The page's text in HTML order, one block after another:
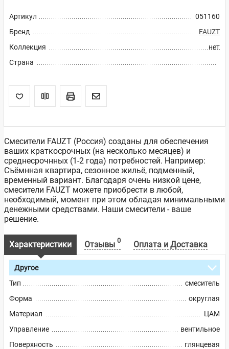
Артикул
051160
Бренд
FAUZT
Коллекция
нет
Страна
Смесители FAUZT (Россия) созданы для обеспечения
ваших краткосрочных (на несколько месяцев) и
среднесрочнных (1-2 года) потребностей. Например:
Съёмнная квартира, сезонное жильё, подменный,
временный вариант. Благодаря очень низкой цене,
смесители FAUZT можете приобрести в любой,
необходимый, момент при этом обладая минимальными
денежными средствами. Наши смесители - ваше
решение.
Характеристики Отзывы 0 Оплата и Доставка
Другое
Тип
смеситель
Форма
округлая
Материал
ЦАМ
Управление
вентильное
Поверхность
глянцевая